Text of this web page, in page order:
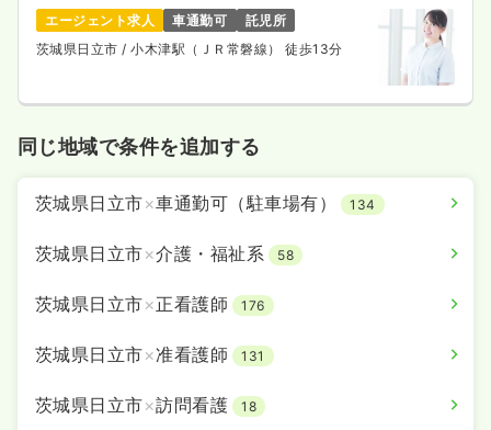
エージェント求人 車通勤可
託児所
茨城県日立市 / 小木津駅（ＪＲ常磐線） 徒歩13分
同じ地域で条件を追加する
茨城県日立市×車通勤可（駐車場有） 134
茨城県日立市×介護・福祉系 58
茨城県日立市×正看護師 176
茨城県日立市×准看護師 131
茨城県日立市×訪問看護 18